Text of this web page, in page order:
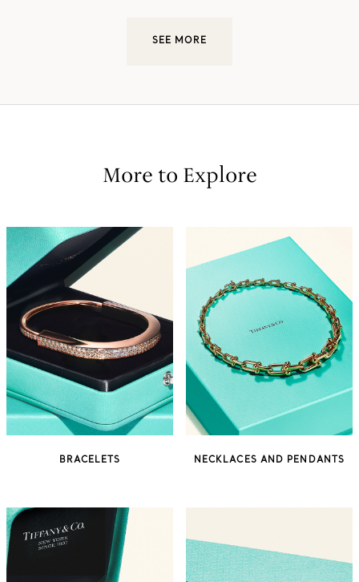
SEE MORE
More to Explore
BRACELETS NECKLACES AND PENDANTS